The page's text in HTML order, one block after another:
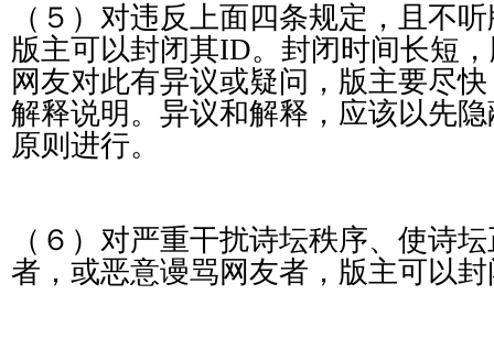
（５）对违反上面四条规定，且不
版主可以封闭其ID。封闭时间长短
网友对此有异议或疑问，版主要尽快
解释说明。异议和解释，应该以先
原则进行。
（６）对严重干扰诗坛秩序、使诗
者，或恶意谩骂网友者，版主可以